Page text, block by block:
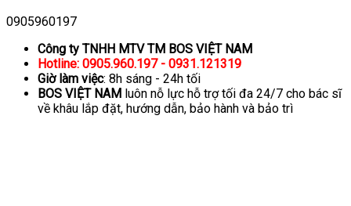
0905960197
Công ty TNHH MTV TM BOS VIỆT NAM
Hotline: 0905.960.197 - 0931.121319
Giờ làm việc: 8h sáng - 24h tối
BOS VIỆT NAM luôn nỗ lực hỗ trợ tối đa 24/7 cho bác sĩ
về khâu lắp đặt, hướng dẫn, bảo hành và bảo trì